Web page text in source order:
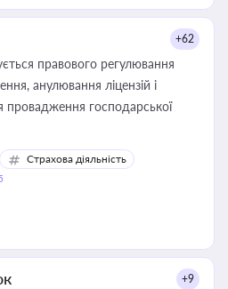
+62
правового регулювання
анулювання ліцензій і
провадження господарської
Страхова діяльність
+9